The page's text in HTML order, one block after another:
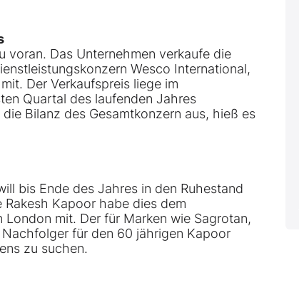
voran. Das Unternehmen verkaufe die
Wesco International,
Der Verkaufspreis liege im
Quartal des laufenden Jahres
Bilanz des Gesamtkonzern aus, hieß es
bis Ende des Jahres in den Ruhestand
Kapoor habe dies dem
mit. Der für Marken wie Sagrotan,
für den 60 jährigen Kapoor
zu suchen.